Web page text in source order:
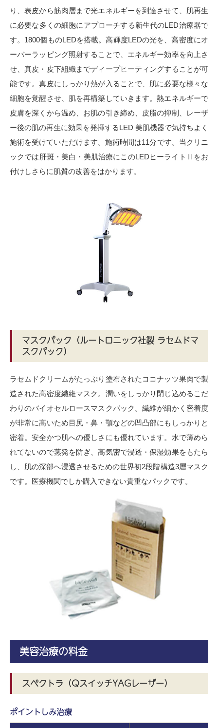
り、表皮から筋肉層まで光エネルギーを到達させて、肌再生
に必要な多くの細胞にアプローチする新生代のLED治療器で
す。1800個ものLEDを搭載。高輝度LEDの光を、高密度にオ
ーバーラッピング照射することで、エネルギー効率を向上さ
せ、真皮・皮下組織までディープヒーティングすることが可
能です。真皮にしっかり熱が入ることで、肌に必要な様々な
細胞を覚醒させ、肌を再構築していきます。熱エネルギーで
皮膚を深くから温め、お肌の引き締め、皮脂の抑制、レーザ
ー後の肌の再生に効果を発揮するLED 美肌機器で気持ちよく
施術を受けていただけます。施術時間は11分です。当クリニ
ックでは肝斑・美白・美肌治療にこのLEDヒーライトⅡをお
付けしさらに肌質の改善をはかります。
マスクパック（ルートロニック社製 ラセムドマ
スクパック）
ラセムドクリームがたっぷり塗布されたココナッツ果肉で製
造された高密度繊維マスク。潤いをしっかり閉じ込めるこだ
わりのバイオセルロースマスクパック。繊維が細かく密着度
が非常に高いため目尻・鼻・顎などの凹凸部にもしっかりと
密着。安全かつ肌への優しさにも優れています。水で薄めら
れてないので蒸発を防ぎ、高気密で浸透・保湿効果をもたら
し、肌の深部へ浸透させるための世界初2段階構造3層マスク
です。医療機関でしか購入できない貴重なパックです。
美容治療の料金
スペクトラ（QスイッチYAGレーザー）
ポイントしみ治療